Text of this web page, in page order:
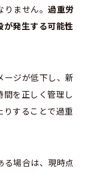
ません。 過重労
発生する可能性
ージが低下し、新
を正しく管理し
りすることで過重
る場合は、現時点